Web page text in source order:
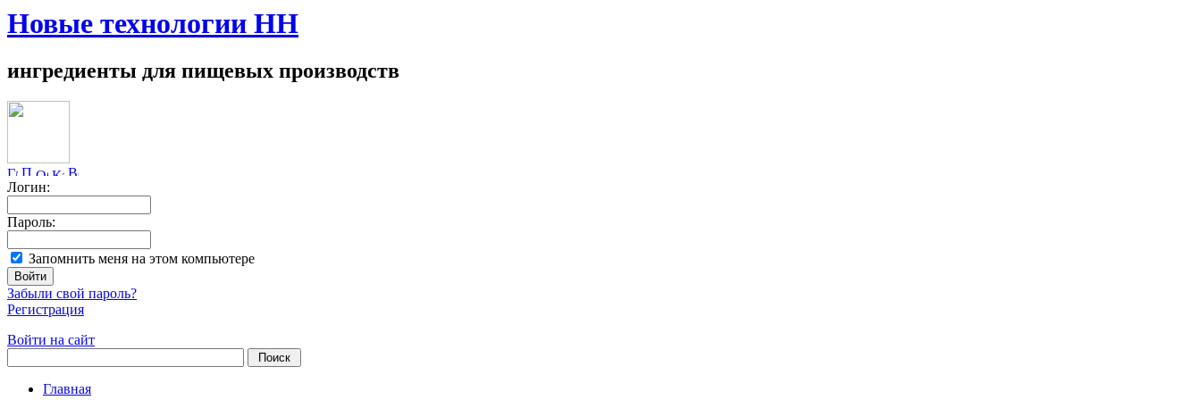
Новые технологии НН
ингредиенты для пищевых производств
Логин:
Пароль:
Запомнить меня на этом компьютере
Забыли свой пароль?
Регистрация
Войти на сайт
Главная